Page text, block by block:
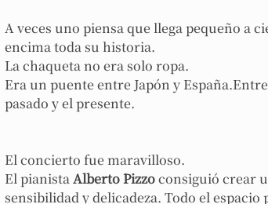
A veces uno piensa que llega pequeño a
encima toda su historia.
La chaqueta no era solo ropa.
Era un puente entre Japón y
pasado y el presente.
El concierto fue maravilloso.
El pianista Alberto Pizzo consiguió crear
sensibilidad y delicadeza. Todo el